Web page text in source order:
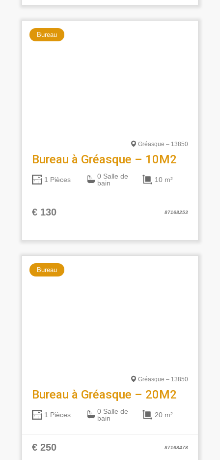
Bureau
Gréasque – 13850
Bureau à Gréasque – 10M2
1 Pièces
0 Salle de
bain
10 m²
€ 130 87168253
Bureau
Gréasque – 13850
Bureau à Gréasque – 20M2
1 Pièces
0 Salle de
bain
20 m²
€ 250 87168478